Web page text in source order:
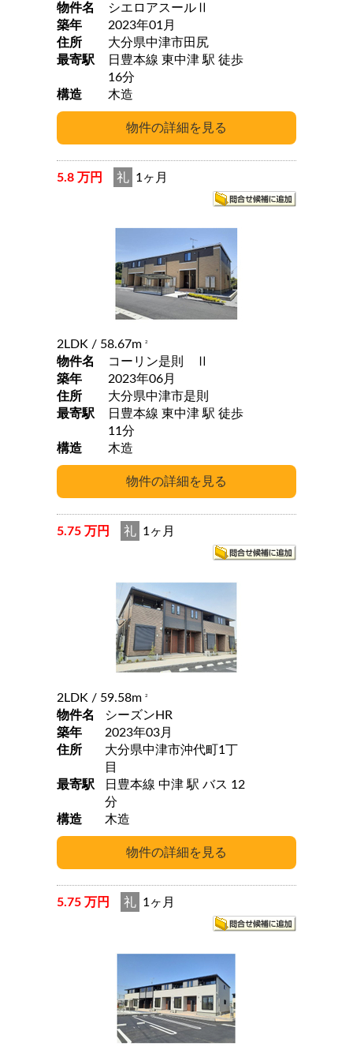
物件名
シエロアスールⅡ
築年
2023年01月
住所
大分県中津市田尻
最寄駅
日豊本線 東中津 駅 徒歩
16分
構造
木造
5.8 万円 礼 1ヶ月
2LDK / 58.67m 2
物件名
コーリン是則 Ⅱ
築年
2023年06月
住所
大分県中津市是則
最寄駅
日豊本線 東中津 駅 徒歩
11分
構造
木造
5.75 万円 礼 1ヶ月
2LDK / 59.58m 2
物件名
シーズンHR
築年
2023年03月
住所
大分県中津市沖代町1丁
目
最寄駅
日豊本線 中津 駅 バス 12
分
構造
木造
5.75 万円 礼 1ヶ月